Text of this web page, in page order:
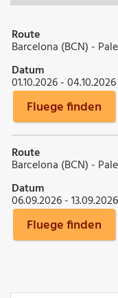
Route
Barcelona (BCN) -
Datum
01.10.2026 - 04.10.2026
Fluege finden
Route
Barcelona (BCN) -
Datum
06.09.2026 - 13.09.2026
Fluege finden